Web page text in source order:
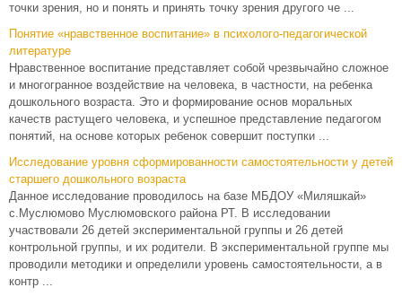
точки зрения, но и понять и принять точку зрения другого че ...
Понятие «нравственное воспитание» в психолого-педагогической
литературе
Нравственное воспитание представляет собой чрезвычайно сложное
и многогранное воздействие на человека, в частности, на ребенка
дошкольного возраста. Это и формирование основ моральных
качеств растущего человека, и успешное представление педагогом
понятий, на основе которых ребенок совершит поступки ...
Исследование уровня сформированности самостоятельности у детей
старшего дошкольного возраста
Данное исследование проводилось на базе МБДОУ «Миляшкай»
с.Муслюмово Муслюмовского района РТ. В исследовании
участвовали 26 детей экспериментальной группы и 26 детей
контрольной группы, и их родители. В экспериментальной группе мы
проводили методики и определили уровень самостоятельности, а в
контр ...